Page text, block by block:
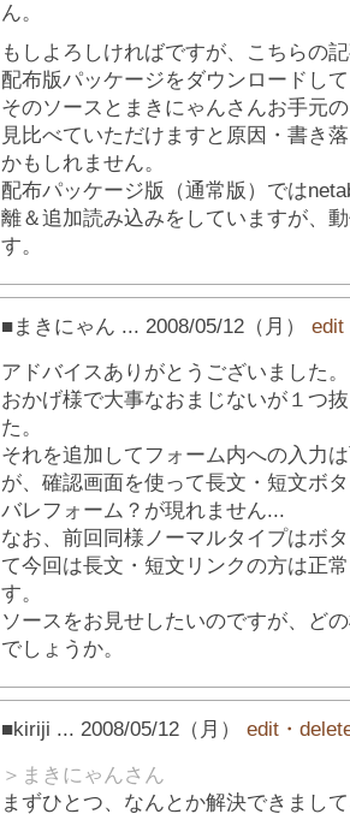
ん。
もしよろしければですが、こちらの
配布版パッケージをダウンロードし
そのソースとまきにゃんさんお手元
見比べていただけますと原因・書き
かもしれません。
配布パッケージ版（通常版）では
離＆追加読み込みをしていますが、
す。
■まきにゃん ... 2008/05/12（月） edit
アドバイスありがとうございました。
おかげ様で大事なおまじないが１つ
た。
それを追加してフォーム内への入力
が、確認画面を使って長文・短文ボ
バレフォーム？が現れません...
なお、前回同様ノーマルタイプはボ
て今回は長文・短文リンクの方は正
す。
ソースをお見せしたいのですが、ど
でしょうか。
■kiriji ... 2008/05/12（月） edit・
＞まきにゃんさん
まずひとつ、なんとか解決できまし